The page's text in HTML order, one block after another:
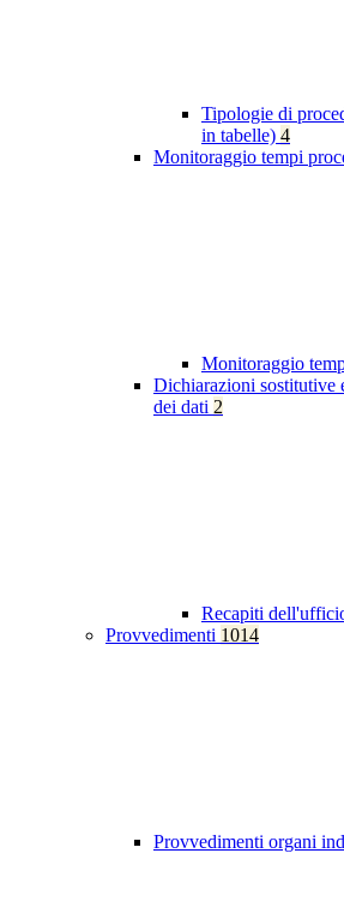
Tipologie di
in tabelle) 4
Monitoraggio tempi
Monitoraggio
Dichiarazioni sostitutive
dei dati 2
Recapiti
Provvedimenti 1014
Provvedimenti organi